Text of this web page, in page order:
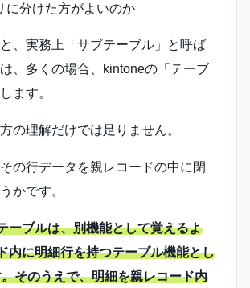
に分けた方がよいのか
、実務上「サブテーブル」と呼ば
、多くの場合、kintoneの「テーブ
ます。
の理解だけでは足りません。
の行データを親レコードの中に閉
かです。
ーブルは、別機能として覚えるよ
内に明細行を持つテーブル機能とし
そのうえで、明細を親レコード内